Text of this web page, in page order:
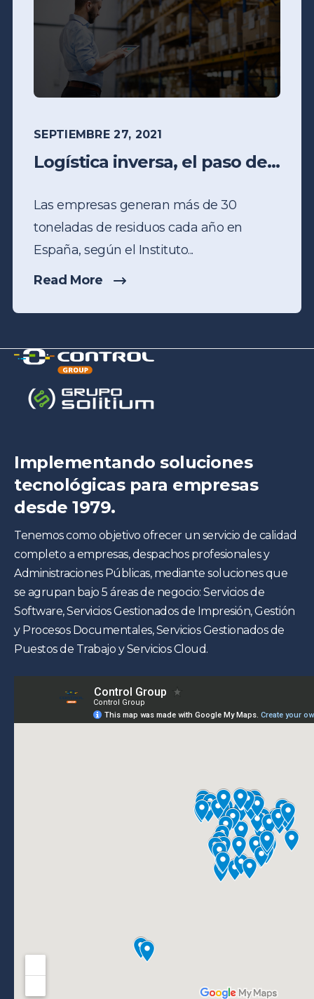
SEPTIEMBRE 27, 2021
Logística inversa, el paso de...
Las empresas generan más de 30
toneladas de residuos cada año en
España, según el Instituto...
Read More
Implementando soluciones
tecnológicas para empresas
desde 1979.
Tenemos como objetivo ofrecer un servicio de calidad
completo a empresas, despachos profesionales y
Administraciones Públicas, mediante soluciones que
se agrupan bajo 5 áreas de negocio: Servicios de
Software, Servicios Gestionados de Impresión, Gestión
y Procesos Documentales, Servicios Gestionados de
Puestos de Trabajo y Servicios Cloud.